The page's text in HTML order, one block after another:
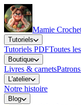
Mamie
Tutoriels
Tutoriels PDFToutes
Boutique
Livres & carnets
L'atelier
Notre histoire
Blog